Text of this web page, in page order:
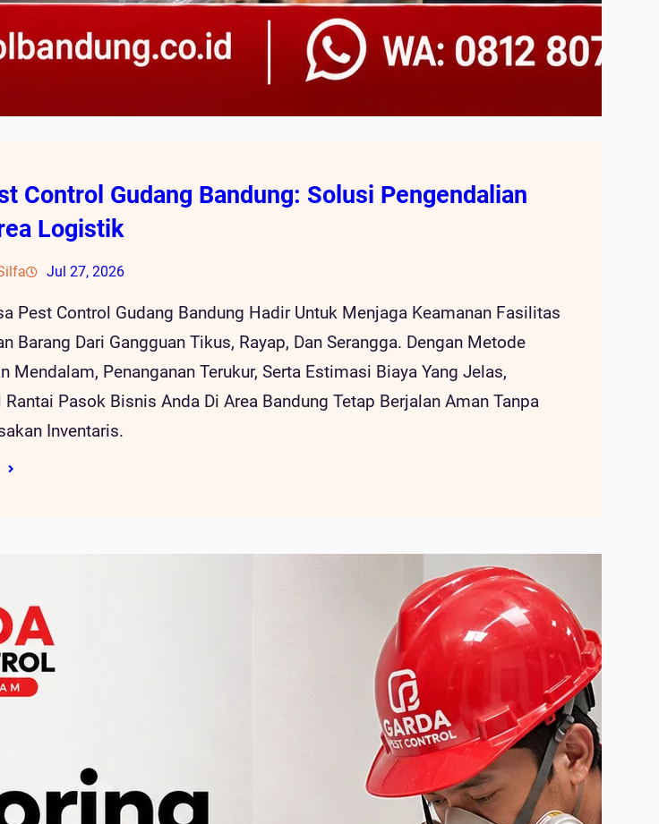
Control Gudang Bandung: Solusi Pengendalian
Logistik
Jul 27, 2026
Pest Control Gudang Bandung Hadir Untuk Menjaga Keamanan Fasilitas
Barang Dari Gangguan Tikus, Rayap, Dan Serangga. Dengan Metode
Mendalam, Penanganan Terukur, Serta Estimasi Biaya Yang Jelas,
Rantai Pasok Bisnis Anda Di Area Bandung Tetap Berjalan Aman Tanpa
Inventaris.